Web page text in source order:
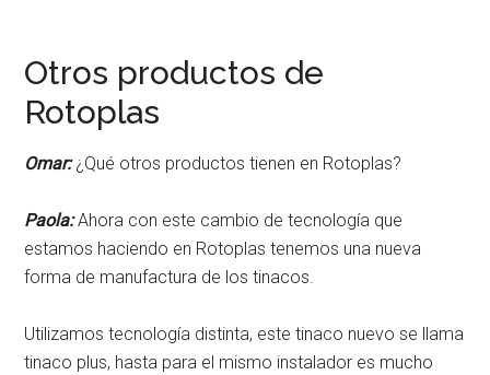
Otros productos de
Rotoplas
Omar: ¿Qué otros productos tienen en Rotoplas?
Paola: Ahora con este cambio de tecnología que
estamos haciendo en Rotoplas tenemos una nueva
forma de manufactura de los tinacos.
Utilizamos tecnología distinta, este tinaco nuevo se llama
tinaco plus, hasta para el mismo instalador es mucho